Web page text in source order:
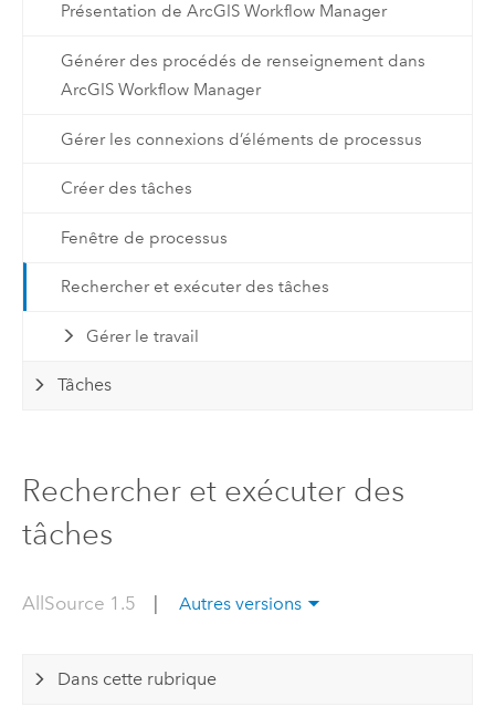
Présentation de ArcGIS Workflow Manager
Générer des procédés de renseignement dans
ArcGIS Workflow Manager
Gérer les connexions d’éléments de processus
Créer des tâches
Fenêtre de processus
Rechercher et exécuter des tâches
Gérer le travail
Tâches
Rechercher et exécuter des
tâches
AllSource 1.5 Autres versions
Dans cette rubrique